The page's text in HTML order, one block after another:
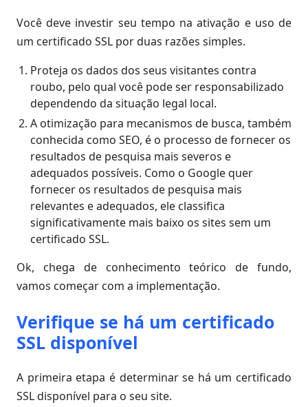
Você deve investir seu tempo na ativação e uso de
um certificado SSL por duas razões simples.
Proteja os dados dos seus visitantes contra
roubo, pelo qual você pode ser responsabilizado
dependendo da situação legal local.
A otimização para mecanismos de busca, também
conhecida como SEO, é o processo de fornecer os
resultados de pesquisa mais severos e
adequados possíveis. Como o Google quer
fornecer os resultados de pesquisa mais
relevantes e adequados, ele classifica
significativamente mais baixo os sites sem um
certificado SSL.
Ok, chega de conhecimento teórico de fundo,
vamos começar com a implementação.
Verifique se há um certificado
SSL disponível
A primeira etapa é determinar se há um certificado
SSL disponível para o seu site.